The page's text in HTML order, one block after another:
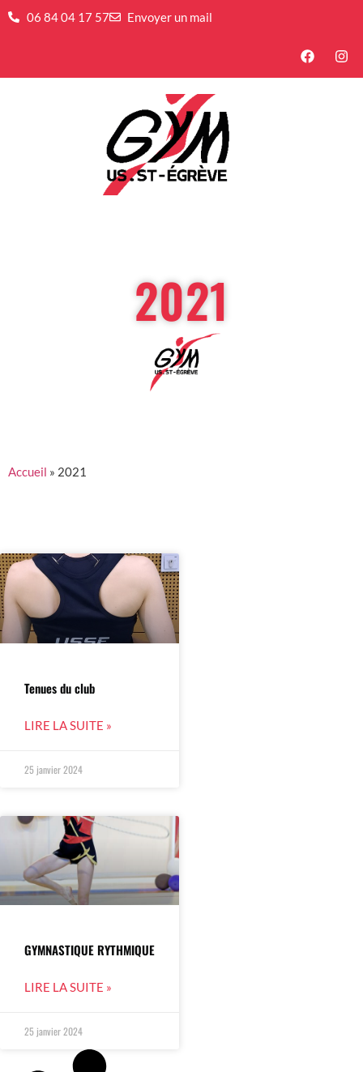
06 84 04 17 57 Envoyer un mail
2021
Accueil » 2021
Tenues du club
LIRE LA SUITE »
25 janvier 2024
GYMNASTIQUE RYTHMIQUE
LIRE LA SUITE »
25 janvier 2024